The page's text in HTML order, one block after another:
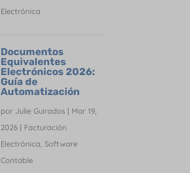
Electrónica
Documentos
Equivalentes
Electrónicos 2026:
Guía de
Automatización
por Julie Guirados| Mar 19,
2026| Facturación
Electrónica Software
Contable